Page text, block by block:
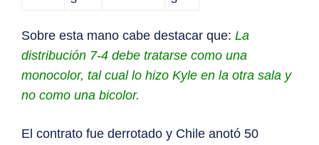
Sobre esta mano cabe destacar que: La
distribución 7-4 debe tratarse como una
monocolor, tal cual lo hizo Kyle en la otra sala y
no como una bicolor.
El contrato fue derrotado y Chile anotó 50